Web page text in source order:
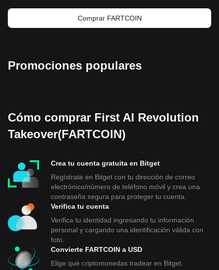
Comprar FARTCOIN
Promociones populares
Cómo comprar First AI Revolution
Takeover(FARTCOIN)
Crea tu cuenta gratuita en Bitget
Regístrate en Bitget con tu dirección de correo
electrónico/número de teléfono móvil y crea una
contraseña segura para proteger tu cuenta.
Verifica tu cuenta
Verifica tu identidad ingresando tu información
personal y cargando una identificación válida con
foto.
Convierte FARTCOIN a USD
Elige qué criptomonedas tradear en Bitget.